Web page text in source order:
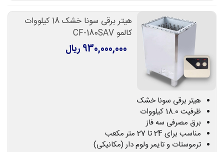
هیتر برقی سونا خشک 18 کیلووات
کالمو CF-180SAV
930,000,000 ریال
هیتر برقی سونا خشک
ظرفیت 18.0 کیلووات
برق مصرفی سه فاز
مناسب برای 24 تا 27 متر مکعب
ترموستات و تایمر ولوم دار (مکانیکی)